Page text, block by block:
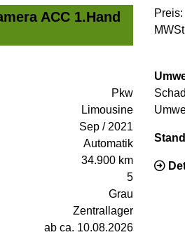
ACC 1.Hand
Preis:
Pkw
Limousine
Sep / 2021
Automatik
34.900 km
5
Grau
Zentrallager
ab ca. 10.08.2026